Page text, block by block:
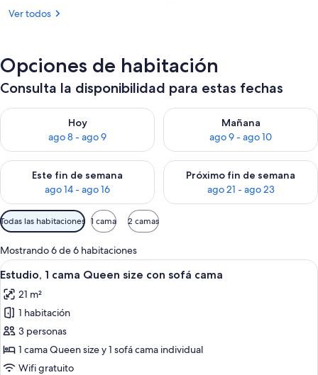
Ver todos
Opciones de habitación
Consulta la disponibilidad para estas fechas
Hoy
ago 8 - ago 9
Consulta la disponibilidad para hoy ago 8 - ago 9
Mañana
ago 9 - ago 10
Consulta la disponibilidad
Este fin de semana
ago 14 - ago 16
Consulta la disponibilidad para este fin de semana ago 14 -
Próximo fin de semana
ago 21 - ago 23
Consulta la disponibilidad
Filtros
disponibles
para
las
habitaciones
Todas las habitaciones 1 cama 2 camas
Mostrando 6 de 6 habitaciones
Ver
todas
las
fotos
de
Estudio,
1
Una habitación de hotel con cama,
10
Estudio, 1 cama Queen size con sofá cama
21 m²
1 habitación
3 personas
1 cama Queen size y 1 sofá cama individual
Wifi gratuito